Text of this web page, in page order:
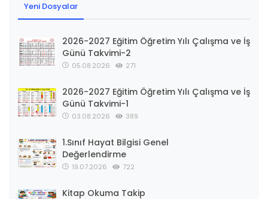
Yeni Dosyalar
2026-2027 Eğitim Öğretim Yılı Çalışma ve İş
Günü Takvimi-2
05.08.2026 271
2026-2027 Eğitim Öğretim Yılı Çalışma ve İş
Günü Takvimi-1
03.08.2026 389
1.Sınıf Hayat Bilgisi Genel
Değerlendirme
19.07.2026 722
Kitap Okuma Takip